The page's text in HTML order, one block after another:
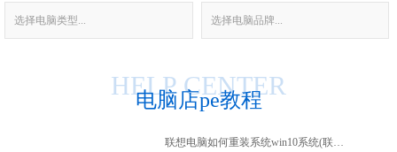
选择电脑类型... 选择电脑品牌...
电脑店pe教程
HELP CENTER
联想电脑如何重装系统win10系统(联想电脑怎么重装系统win10系统)